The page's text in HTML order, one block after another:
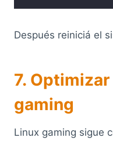
Después reiniciá el
7.
gaming
Linux gaming sigue